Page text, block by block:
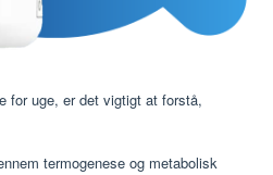
for uge, er det vigtigt at forstå,
termogenese og metabolisk